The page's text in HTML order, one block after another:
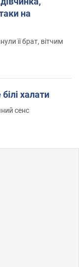
на
її брат, вітчим
халати
сенс